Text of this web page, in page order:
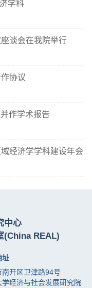
学科
谈会在我院举行
协议
作学术报告
经济学学科建设年会
中心
(China REAL)
址
南开区卫津路94号
学经济与社会发展研究院